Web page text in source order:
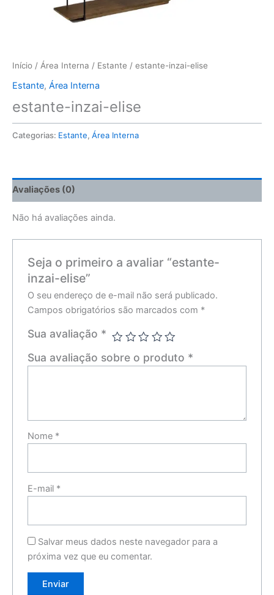
Início / Área Interna / Estante / estante-inzai-elise
Estante, Área Interna
estante-inzai-elise
Categorias: Estante, Área Interna
Avaliações (0)
Não há avaliações ainda.
Seja o primeiro a avaliar “estante-
inzai-elise”
O seu endereço de e-mail não será publicado.
Campos obrigatórios são marcados com *
Sua avaliação *
Sua avaliação sobre o produto *
Nome *
E-mail *
Salvar meus dados neste navegador para a
próxima vez que eu comentar.